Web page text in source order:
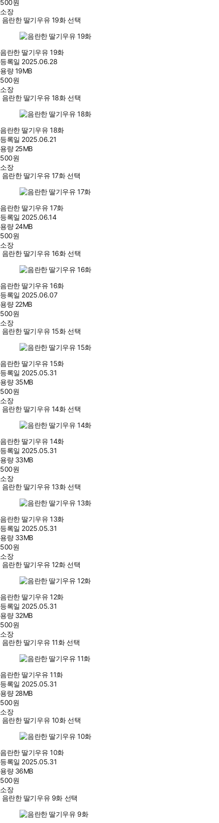
500원
소장
음란한 딸기우유 19화 선택
음란한 딸기우유 19화
등록일 2025.06.28
용량19MB
500원
소장
음란한 딸기우유 18화 선택
음란한 딸기우유 18화
등록일 2025.06.21
용량 25MB
500원
소장
음란한 딸기우유 17화 선택
음란한 딸기우유 17화
등록일 2025.06.14
용량 24MB
500원
소장
음란한 딸기우유 16화 선택
음란한 딸기우유 16화
등록일 2025.06.07
용량 22MB
500원
소장
음란한 딸기우유 15화 선택
음란한 딸기우유 15화
등록일 2025.05.31
용량 35MB
500원
소장
음란한 딸기우유 14화 선택
음란한 딸기우유 14화
등록일 2025.05.31
용량 33MB
500원
소장
음란한 딸기우유 13화 선택
음란한 딸기우유 13화
등록일 2025.05.31
용량 33MB
500원
소장
음란한 딸기우유 12화 선택
음란한 딸기우유 12화
등록일 2025.05.31
용량 32MB
500원
소장
음란한 딸기우유 11화 선택
음란한 딸기우유 11화
등록일 2025.05.31
용량 28MB
500원
소장
음란한 딸기우유 10화 선택
음란한 딸기우유 10화
등록일 2025.05.31
용량 36MB
500원
소장
음란한 딸기우유 9화 선택